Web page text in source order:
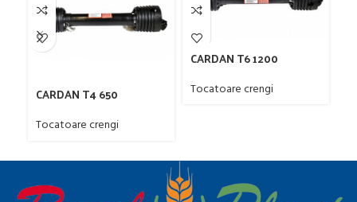
CARDAN T4 650
Tocatoare crengi
CARDAN T6 1200
Tocatoare crengi